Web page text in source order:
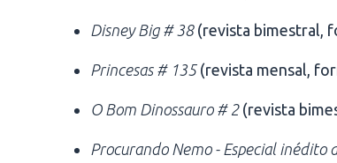
Disney Big # 38(revista bimestral,
Princesas # 135(revista mensal,
O Bom Dinossauro # 2(revista
Procurando Nemo - Especial inédito